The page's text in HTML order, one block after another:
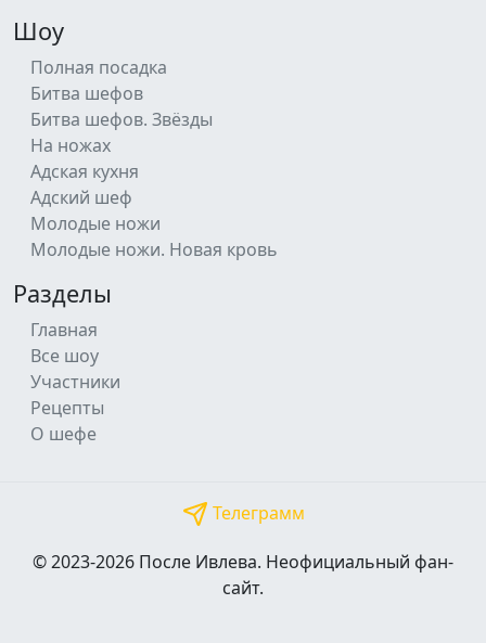
Шоу
Полная посадка
Битва шефов
Битва шефов. Звёзды
На ножах
Адская кухня
Адский шеф
Молодые ножи
Молодые ножи. Новая кровь
Разделы
Главная
Все шоу
Участники
Рецепты
О шефе
Телеграмм
© 2023-2026 После Ивлева. Неофициальный фан-
сайт.